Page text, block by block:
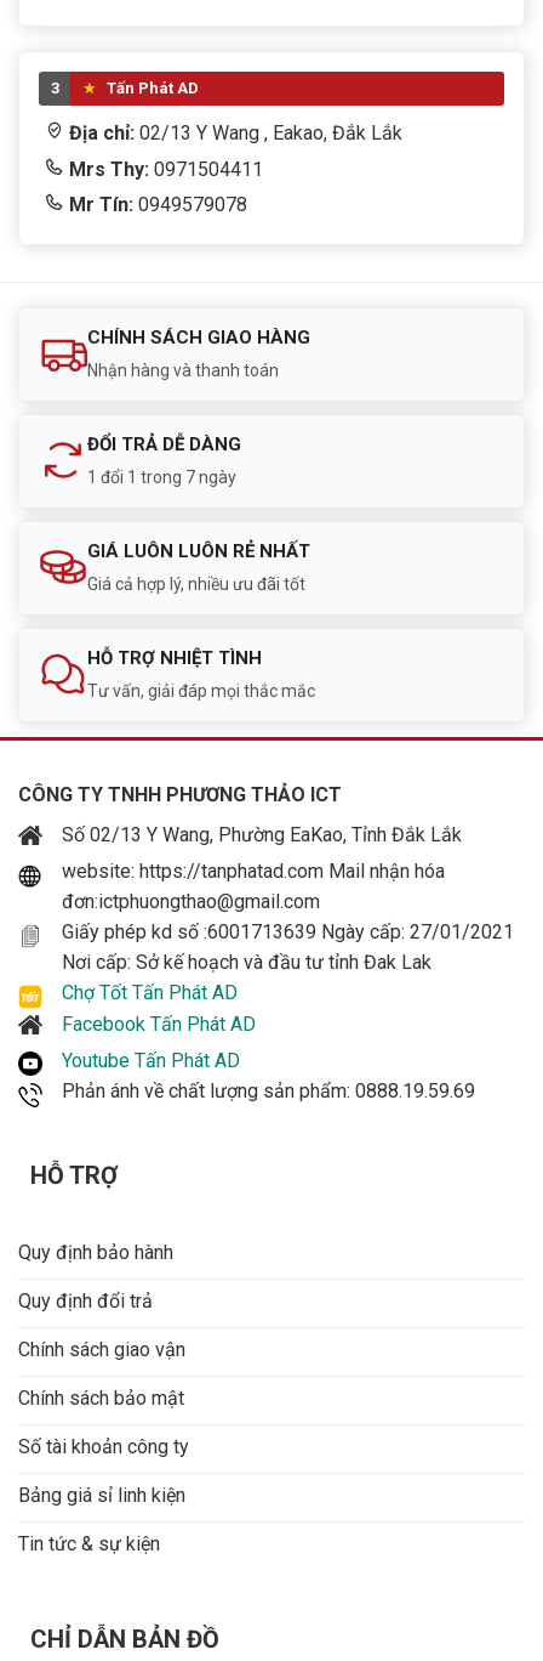
3 Tấn Phát AD
Địa chỉ: 02/13 Y Wang , Eakao, Đắk Lắk
Mrs Thy: 0971504411
Mr Tín: 0949579078
CHÍNH SÁCH GIAO HÀNG
Nhận hàng và thanh toán
ĐỔI TRẢ DỄ DÀNG
1 đổi 1 trong 7 ngày
GIÁ LUÔN LUÔN RẺ NHẤT
Giá cả hợp lý, nhiều ưu đãi tốt
HỖ TRỢ NHIỆT TÌNH
Tư vấn, giải đáp mọi thắc mắc
CÔNG TY TNHH PHƯƠNG THẢO ICT
Số 02/13 Y Wang, Phường EaKao, Tỉnh Đắk Lắk
website: https://tanphatad.com Mail nhận hóa
đơn:ictphuongthao@gmail.com
Giấy phép kd số :6001713639 Ngày cấp: 27/01/2021
Nơi cấp: Sở kế hoạch và đầu tư tỉnh Đak Lak
Chợ Tốt Tấn Phát AD
Facebook Tấn Phát AD
Youtube Tấn Phát AD
Phản ánh về chất lượng sản phẩm: 0888.19.59.69
HỖ TRỢ
Quy định bảo hành
Quy định đổi trả
Chính sách giao vận
Chính sách bảo mật
Số tài khoản công ty
Bảng giá sỉ linh kiện
Tin tức & sự kiện
CHỈ DẪN BẢN ĐỒ